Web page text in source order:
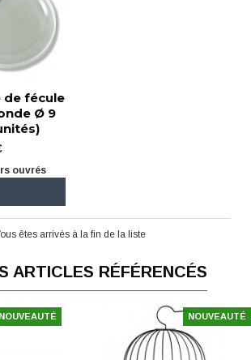
de fécule
Ø 9
ouvrés
êtes arrivés à la fin de la liste
ARTICLES RÉFÉRENCÉS
NOUVEAUTÉ NOUVEAUTÉ